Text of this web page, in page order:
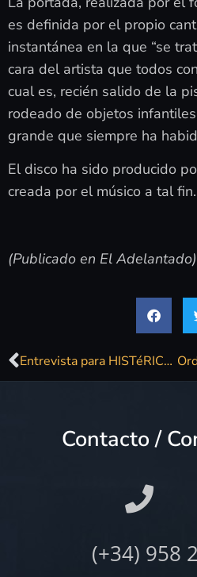
es definida por el propio
instantánea en la que “se
cara del artista que todos
cual es, recién salido de la
rodeado de objetos
grande que siempre ha
El disco ha sido producido
creada por el músico a tal fin.
(Publicado en El
Entrevista para HISTéRICaS GrabacioneS
Contacto /
(+34) 958